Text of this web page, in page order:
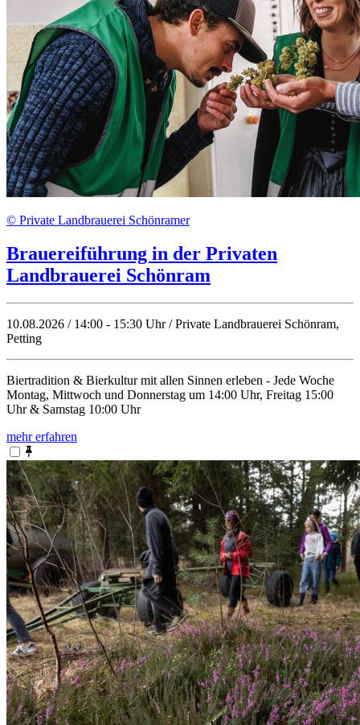
© Private Landbrauerei Schönramer
Brauereiführung in der Privaten
Landbrauerei Schönram
10.08.2026 / 14:00 - 15:30 Uhr / Private Landbrauerei Schönram,
Petting
Biertradition & Bierkultur mit allen Sinnen erleben - Jede Woche
Montag, Mittwoch und Donnerstag um 14:00 Uhr, Freitag 15:00
Uhr & Samstag 10:00 Uhr
mehr erfahren